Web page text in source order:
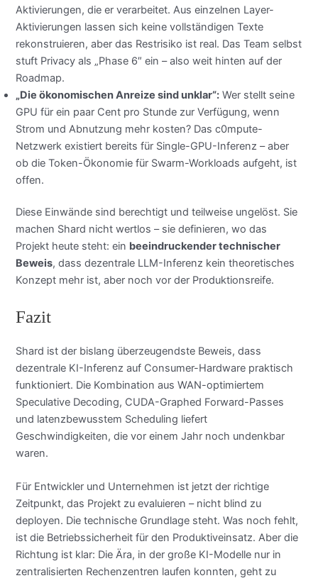
Aktivierungen, die er verarbeitet. Aus einzelnen Layer-
Aktivierungen lassen sich keine vollständigen Texte
rekonstruieren, aber das Restrisiko ist real. Das Team selbst
stuft Privacy als „Phase 6″ ein – also weit hinten auf der
Roadmap.
„Die ökonomischen Anreize sind unklar“: Wer stellt seine
GPU für ein paar Cent pro Stunde zur Verfügung, wenn
Strom und Abnutzung mehr kosten? Das c0mpute-
Netzwerk existiert bereits für Single-GPU-Inferenz – aber
ob die Token-Ökonomie für Swarm-Workloads aufgeht, ist
offen.
Diese Einwände sind berechtigt und teilweise ungelöst. Sie
machen Shard nicht wertlos – sie definieren, wo das
Projekt heute steht: ein beeindruckender technischer
Beweis, dass dezentrale LLM-Inferenz kein theoretisches
Konzept mehr ist, aber noch vor der Produktionsreife.
Fazit
Shard ist der bislang überzeugendste Beweis, dass
dezentrale KI-Inferenz auf Consumer-Hardware praktisch
funktioniert. Die Kombination aus WAN-optimiertem
Speculative Decoding, CUDA-Graphed Forward-Passes
und latenzbewusstem Scheduling liefert
Geschwindigkeiten, die vor einem Jahr noch undenkbar
waren.
Für Entwickler und Unternehmen ist jetzt der richtige
Zeitpunkt, das Projekt zu evaluieren – nicht blind zu
deployen. Die technische Grundlage steht. Was noch fehlt,
ist die Betriebssicherheit für den Produktiveinsatz. Aber die
Richtung ist klar: Die Ära, in der große KI-Modelle nur in
zentralisierten Rechenzentren laufen konnten, geht zu